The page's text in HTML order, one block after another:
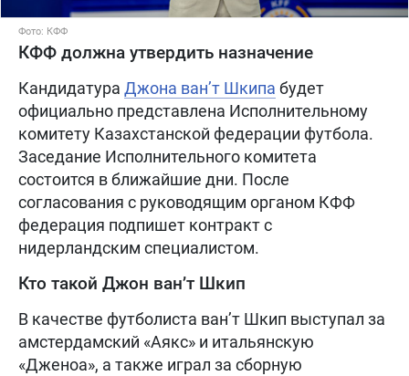
Фото: КФФ
КФФ должна утвердить назначение
Кандидатура Джона ван’т Шкипа будет
официально представлена Исполнительному
комитету Казахстанской федерации футбола.
Заседание Исполнительного комитета
состоится в ближайшие дни. После
согласования с руководящим органом КФФ
федерация подпишет контракт с
нидерландским специалистом.
Кто такой Джон ван’т Шкип
В качестве футболиста ван’т Шкип выступал за
амстердамский «Аякс» и итальянскую
«Дженоа», а также играл за сборную